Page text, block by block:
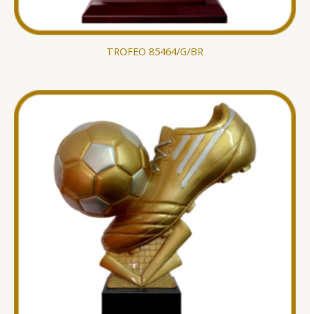
TROFEO 85464/G/BR